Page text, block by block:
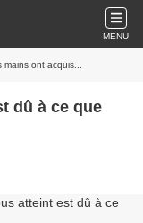
MENU
ont acquis...
dû à ce que